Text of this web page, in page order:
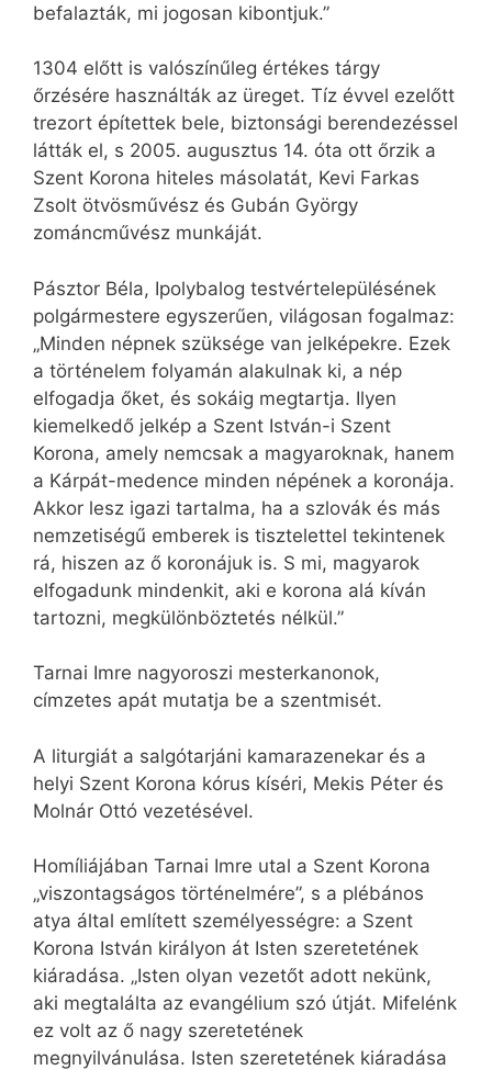
befalazták, mi jogosan kibontjuk.”
1304 előtt is valószínűleg értékes tárgy
őrzésére használták az üreget. Tíz évvel ezelőtt
trezort építettek bele, biztonsági berendezéssel
látták el, s 2005. augusztus 14. óta ott őrzik a
Szent Korona hiteles másolatát, Kevi Farkas
Zsolt ötvösművész és Gubán György
zománcművész munkáját.
Pásztor Béla, Ipolybalog testvértelepülésének
polgármestere egyszerűen, világosan fogalmaz:
„Minden népnek szüksége van jelképekre. Ezek
a történelem folyamán alakulnak ki, a nép
elfogadja őket, és sokáig megtartja. Ilyen
kiemelkedő jelkép a Szent István-i Szent
Korona, amely nemcsak a magyaroknak, hanem
a Kárpát-medence minden népének a koronája.
Akkor lesz igazi tartalma, ha a szlovák és más
nemzetiségű emberek is tisztelettel tekintenek
rá, hiszen az ő koronájuk is. S mi, magyarok
elfogadunk mindenkit, aki e korona alá kíván
tartozni, megkülönböztetés nélkül.”
Tarnai Imre nagyoroszi mesterkanonok,
címzetes apát mutatja be a szentmisét.
A liturgiát a salgótarjáni kamarazenekar és a
helyi Szent Korona kórus kíséri, Mekis Péter és
Molnár Ottó vezetésével.
Homíliájában Tarnai Imre utal a Szent Korona
„viszontagságos történelmére”, s a plébános
atya által említett személyességre: a Szent
Korona István királyon át Isten szeretetének
kiáradása. „Isten olyan vezetőt adott nekünk,
aki megtalálta az evangélium szó útját. Mifelénk
ez volt az ő nagy szeretetének
megnyilvánulása. Isten szeretetének kiáradása